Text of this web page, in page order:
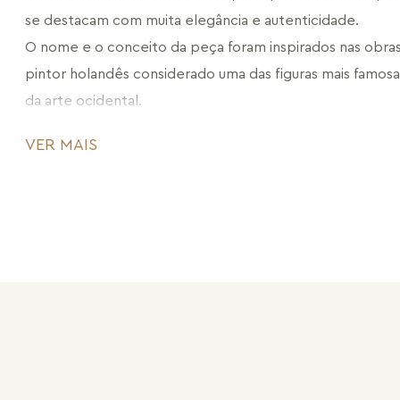
se destacam com muita elegância e autenticidade.
O nome e o conceito da peça foram inspirados nas
pintor holandês considerado uma das figuras mais
da arte ocidental.
galeria para vestir. Pedras naturais que se misturam às
VER MAIS